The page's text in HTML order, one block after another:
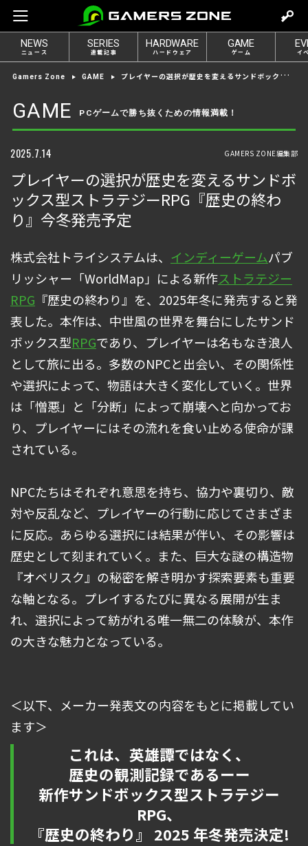
e
t
o
g
n
NEWS
ニュース
SERIES
連載記事
HARDWARE
ハードウェア
GAME
ゲーム イ
Gamers Zone GAME プレイヤーの選択が歴史を変えるサンドボックス型ストラテジーRPG『歴史の終わり』今冬発売予定
GAME PCゲームで勝ち抜くための情報満載！
2025.7.14 GAMERS ZONE編集部
プレイヤーの選択が歴史を変えるサンドボ
ックス型ストラテジーRPG『歴史の終わ
り』今冬発売予定
株式会社トライシステムは、 インディーゲームパブ
リッシャー「WorldMap」による新作ストラテジー
RPG 『歴史の終わり』を、2025年冬に発売すると発
表した。本作は、中世風の世界を舞台にしたサンド
ボックス型RPGであり、プレイヤーは名もなき浪人
として旅に出る。多数のNPCと出会い、その関係性
や選択によって、物語は大きく変化していく。世界
は「憎悪」と「分断」によって崩壊へと向かってお
り、プレイヤーにはその流れを食い止める使命が課
されている。
NPCたちはそれぞれ意思を持ち、協力や裏切り、敵
対や反乱など、プレイヤーの行動に応じてさまざま
に反応。あらゆる選択には結果が伴い、その影響は
歴史として刻まれていく。また、巨大な謎の構造物
『オベリスク』の秘密を解き明かす探索要素も重要
な軸となる。プレイするたびに異なる展開が生ま
れ、選択によって紡がれる唯一無二の体験が、本作
の大きな魅力となっている。
＜以下、メーカー発表文の内容をもとに掲載してい
ます＞
これは、英雄譚ではなく、
歴史の観測記録であるーー
新作サンドボックス型ストラテジー
RPG、
『歴史の終わり』 2025 年冬発売決定!